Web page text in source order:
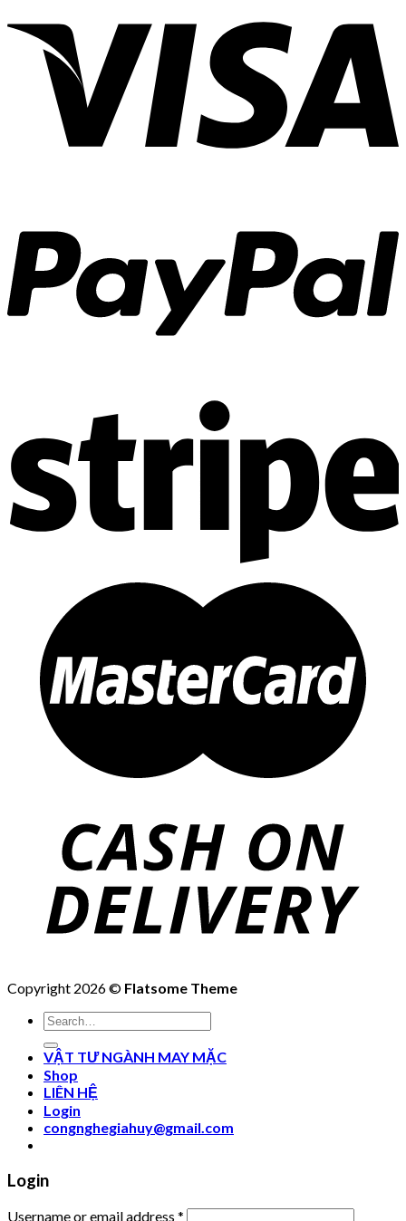
Copyright 2026 © Flatsome Theme
Search
for:
VẬT TƯ NGÀNH MAY MẶC
Shop
LIÊN HỆ
Login
congnghegiahuy@gmail.com
Login
Username or email address *